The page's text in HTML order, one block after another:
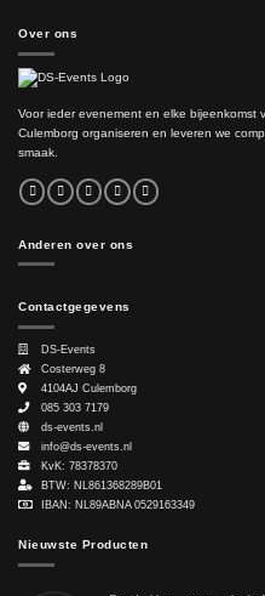
Over ons
Voor ieder evenement en elke bijeenkomst
Culemborg organiseren en leveren we
smaak.
Anderen over ons
Contactgegevens
DS-Events
Costerweg 8
4104AJ Culemborg
085 303 7179
ds-events.nl
info@ds-events.nl
KvK: 78378370
BTW: NL861368289B01
IBAN: NL89ABNA 0529163349
Nieuwste Producten